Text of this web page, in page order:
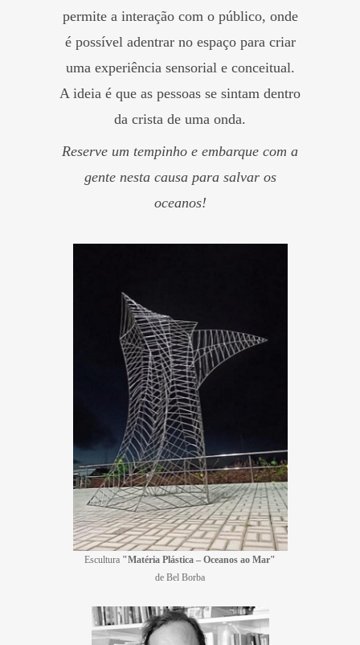
permite a interação com o público, onde
é possível adentrar no espaço para criar
uma experiência sensorial e conceitual.
A ideia é que as pessoas se sintam dentro
da crista de uma onda.
Reserve um tempinho e embarque com a
gente nesta causa para salvar os
oceanos!
Escultura
de Bel Borba